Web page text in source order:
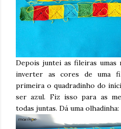
Depois juntei as fileiras umas
inverter as cores de uma
primeira o quadradinho do
ser azul. Fiz isso para as
todas juntas. Dá uma olhadinha: